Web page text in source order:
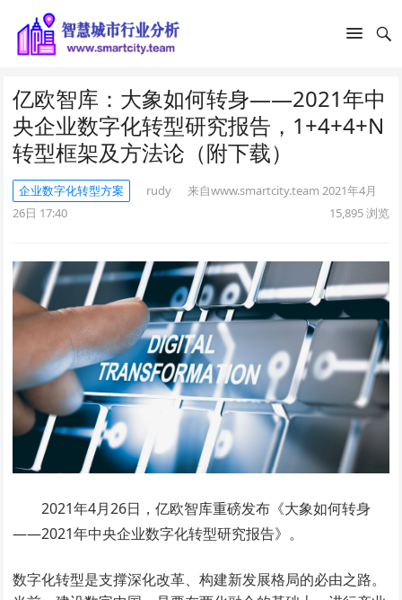
亿欧智库：大象如何转身——2021年中
央企业数字化转型研究报告，1+4+4+N
转型框架及方法论（附下载）
企业数字化转型方案 rudy 来自www.smartcity.team 2021年4月
26日 17:40
15,895浏览
2021年4月26日，亿欧智库重磅发布《大象如何转身
——2021年中央企业数字化转型研究报告》。
数字化转型是支撑深化改革、构建新发展格局的必由之路。